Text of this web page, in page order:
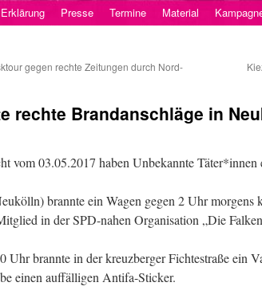
Presse Termine Material
gegen rechte Zeitungen durch Nord-
rechte Brandanschläge in
vom 03.05.2017 haben Unbekannte
brannte ein Wagen gegen 2 Uhr morgens
in der SPD-nahen Organisation „Die
Uhr brannte in der kreuzberger Fichtestraße ein
einen auffälligen Antifa-Sticker.